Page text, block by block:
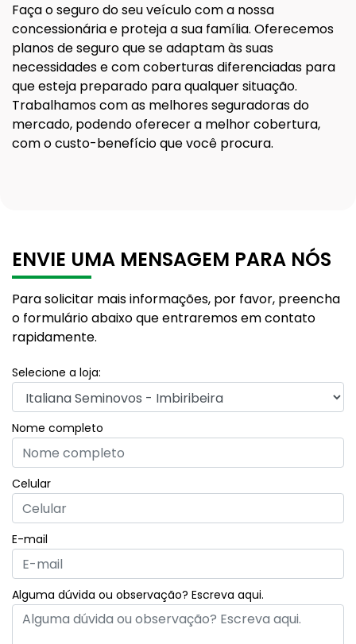
Faça o seguro do seu veículo com a nossa
concessionária e proteja a sua família. Oferecemos
planos de seguro que se adaptam às suas
necessidades e com coberturas diferenciadas para
que esteja preparado para qualquer situação.
Trabalhamos com as melhores seguradoras do
mercado, podendo oferecer a melhor cobertura,
com o custo-benefício que você procura.
ENVIE UMA MENSAGEM PARA NÓS
Para solicitar mais informações, por favor, preencha
o formulário abaixo que entraremos em contato
rapidamente.
Selecione a loja:
Nome completo
Celular
E-mail
Alguma dúvida ou observação? Escreva aqui.